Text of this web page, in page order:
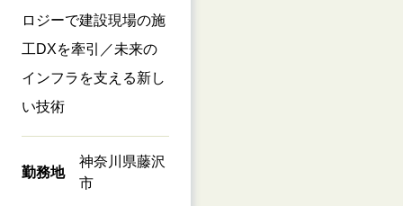
ロジーで建設現場の施
工DXを牽引／未来の
インフラを支える新し
い技術
勤務地
神奈川県藤沢
市